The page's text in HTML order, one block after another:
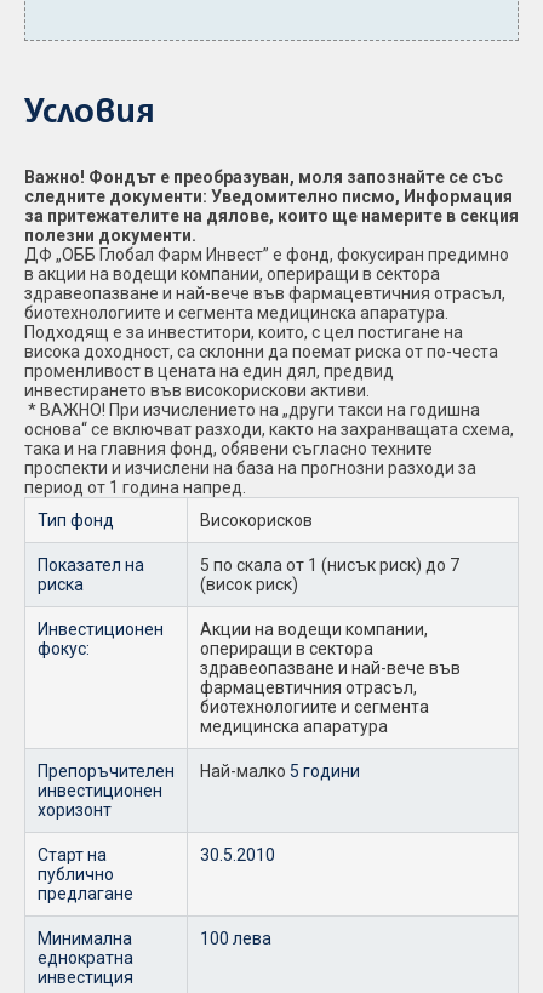
Условия
Важно! Фондът е преобразуван, моля запознайте се със
следните документи: Уведомително писмо, Информация
за притежателите на дялове, които ще намерите в секция
полезни документи.
ДФ „ОББ Глобал Фарм Инвест” е фонд, фокусиран предимно
в акции на водещи компании, опериращи в сектора
здравеопазване и най-вече във фармацевтичния отрасъл,
биотехнологиите и сегмента медицинска апаратура.
Подходящ е за инвеститори, които, с цел постигане на
висока доходност, са склонни да поемат риска от по-честа
променливост в цената на един дял, предвид
инвестирането във високорискови активи.
* ВАЖНО! При изчислението на „други такси на годишна
основа“ се включват разходи, както на захранващата схема,
така и на главния фонд, обявени съгласно техните
проспекти и изчислени на база на прогнозни разходи за
период от 1 година напред.
Тип фонд
Високорисков
Показател на
риска
5 по скала от 1 (нисък риск) до 7
(висок риск)
Инвестиционен
фокус:
Акции на водещи компании,
опериращи в сектора
здравеопазване и най-вече във
фармацевтичния отрасъл,
биотехнологиите и сегмента
медицинска апаратура
Препоръчителен
инвестиционен
хоризонт
Най-малко 5 години
Старт на
публично
предлагане
30.5.2010
Минимална
еднократна
инвестиция
100 лева